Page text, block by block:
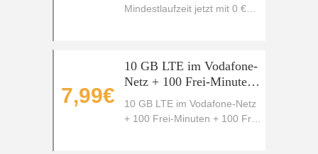
Mindestlaufzeit jetzt mit 0 €
7,99€
10 GB LTE im Vodafone-
Netz + 100 Frei-Minuten
+ 100 Frei-SMS für nur
7,99€ statt 14,99€/Monat
10 GB LTE im Vodafone-Netz
+ 100 Frei-Minuten + 100 Frei-